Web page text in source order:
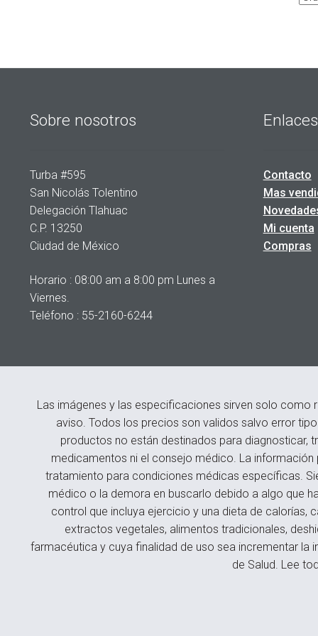
Sobre nosotros
Turba #595
San Nicolás Tolentino
Delegación Tlahuac
C.P. 13250
Ciudad de México
Horario : 08:00 am a 8:00 pm Lunes a
Viernes.
Teléfono : 55-2160-6244
Enlaces
Contacto
Mas
Mi cuenta
Compras
Las imágenes y las especificaciones sirven solo
aviso. Todos los precios son validos salvo error
productos no están destinados para diagnosticar,
medicamentos ni el consejo médico. La
tratamiento para condiciones médicas específicas.
médico o la demora en buscarlo debido a algo que
control que incluya ejercicio y una dieta de calorías,
extractos vegetales, alimentos tradicionales,
farmacéutica y cuya finalidad de uso sea incrementar la
de Salud. Lee